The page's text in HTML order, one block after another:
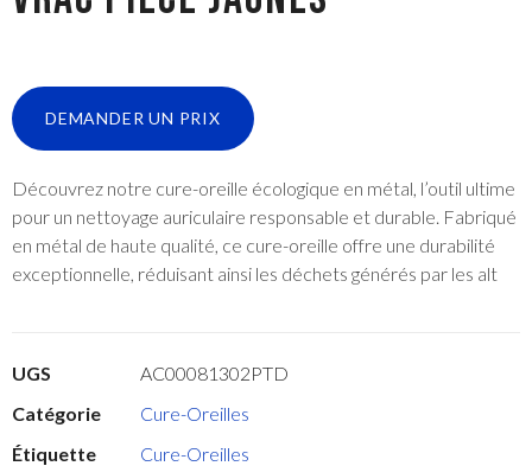
DEMANDER UN PRIX
Découvrez notre cure-oreille écologique en métal, l’outil ultime
pour un nettoyage auriculaire responsable et durable. Fabriqué
en métal de haute qualité, ce cure-oreille offre une durabilité
exceptionnelle, réduisant ainsi les déchets générés par les alt
UGS
AC00081302PTD
Catégorie
Cure-Oreilles
Étiquette
Cure-Oreilles